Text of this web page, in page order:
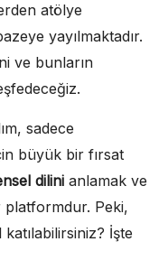
atölye
yayılmaktadır.
ve bunların
sadece
büyük bir fırsat
dilini anlamak ve
platformdur. Peki,
İşte